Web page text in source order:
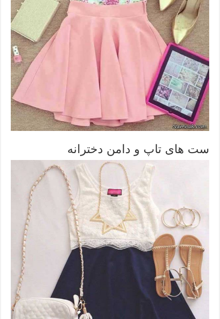
ست های تاپ و دامن دخترانه